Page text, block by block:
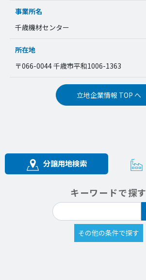
事業所名
千歳機材センター
所在地
〒066-0044 千歳市平和1006-1363
立地企業情報 TOP へ
分譲用地検索
キーワードで探す